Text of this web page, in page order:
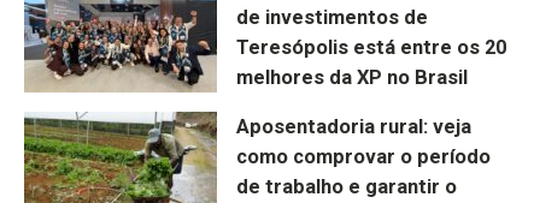
de investimentos de
Teresópolis está entre os 20
melhores da XP no Brasil
Aposentadoria rural: veja
como comprovar o período
de trabalho e garantir o